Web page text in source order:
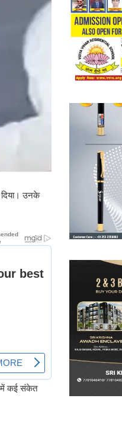
दिया। उनके
में कई संकेत